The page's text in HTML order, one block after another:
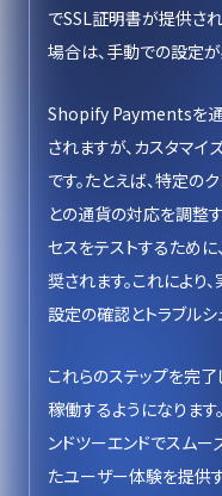
でSSL証明書が提供され
場合は、手動での設定
Shopify Paymentsを通
されますが、カスタマ
です。たとえば、特定の
との通貨の対応を調整
セスをテストするために
奨されます。これにより
設定の確認とトラブルシ
これらのステップを完
稼働するようになります
ンドツーエンドでスム
たユーザー体験を提供